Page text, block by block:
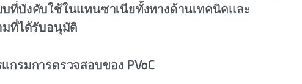
ที่บังคับใช้ในแทนซาเนียทั้งทางด้านเทคนิคและ
มที่ได้รับอนุมัติ
กรมการตรวจสอบของ PVoC